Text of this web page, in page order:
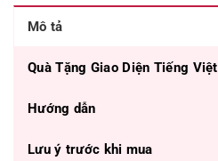
Mô tả
Quà Tặng Giao Diện Tiếng Việt
Hướng dẫn
Lưu ý trước khi mua